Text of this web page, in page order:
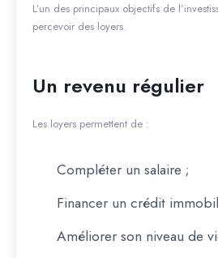
L’un des principaux objectifs de
percevoir des loyers.
Un revenu régulier
Les loyers permettent de :
Compléter un salaire ;
Financer un crédit
Améliorer son niveau de